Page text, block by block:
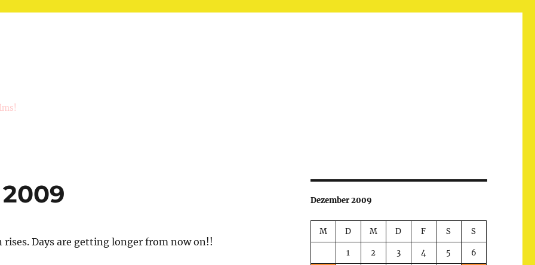
rises. Days are getting longer from now on!!
Dezember 2009
M D M D F S S
1 2 3 4 5 6